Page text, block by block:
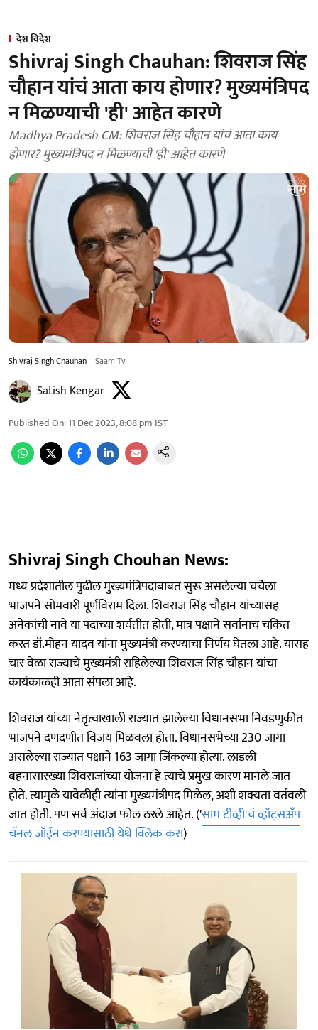
देश विदेश
Shivraj Singh Chauhan: शिवराज सिंह
चौहान यांचं आता काय होणार? मुख्यमंत्रिपद
न मिळण्याची 'ही' आहेत कारणे
Madhya Pradesh CM: शिवराज सिंह चौहान यांचं आता काय
होणार? मुख्यमंत्रिपद न मिळण्याची 'ही' आहेत कारणे
Shivraj Singh Chauhan Saam Tv
Satish Kengar
Published On:11 Dec 2023, 8:08 pm IST
Shivraj Singh Chouhan News:
मध्य प्रदेशातील पुढील मुख्यमंत्रिपदाबाबत सुरू असलेल्या चर्चेला
भाजपने सोमवारी पूर्णविराम दिला. शिवराज सिंह चौहान यांच्यासह
अनेकांची नावे या पदाच्या शर्यतीत होती, मात्र पक्षाने सर्वांनाच चकित
करत डॉ.मोहन यादव यांना मुख्यमंत्री करण्याचा निर्णय घेतला आहे. यासह
चार वेळा राज्याचे मुख्यमंत्री राहिलेल्या शिवराज सिंह चौहान यांचा
कार्यकाळही आता संपला आहे.
शिवराज यांच्या नेतृत्वाखाली राज्यात झालेल्या विधानसभा निवडणुकीत
भाजपने दणदणीत विजय मिळवला होता. विधानसभेच्या 230 जागा
असलेल्या राज्यात पक्षाने 163 जागा जिंकल्या होत्या. लाडली
बहनासारख्या शिवराजांच्या योजना हे त्याचे प्रमुख कारण मानले जात
होते. त्यामुळे यावेळीही त्यांना मुख्यमंत्रीपद मिळेल, अशी शक्यता वर्तवली
जात होती. पण सर्व अंदाज फोल ठरले आहेत. ('साम टीव्ही'चं व्हॉट्सअँप
चॅनल जॉईन करण्यासाठी येथे क्लिक करा)